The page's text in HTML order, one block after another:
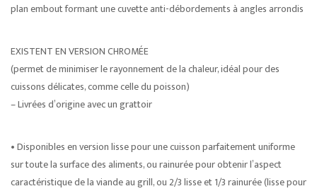
plan embout formant une cuvette anti-débordements à angles arrondis
EXISTENT EN VERSION CHROMÉE
(permet de minimiser le rayonnement de la chaleur, idéal pour des
cuissons délicates, comme celle du poisson)
– Livrées d’origine avec un grattoir
• Disponibles en version lisse pour une cuisson parfaitement uniforme
sur toute la surface des aliments, ou rainurée pour obtenir l’aspect
caractéristique de la viande au grill, ou 2/3 lisse et 1/3 rainurée (lisse pour